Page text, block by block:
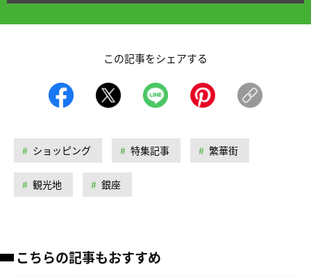
この記事をシェアする
ショッピング 特集記事 繁華街
観光地 銀座
こちらの記事もおすすめ